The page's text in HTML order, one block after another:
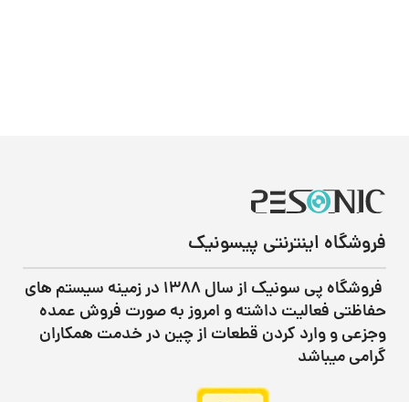
فروشگاه اینترنتی پیسونیک
فروشگاه پی سونیک از سال ۱۳۸۸ در زمینه سیستم های
حفاظتی فعالیت داشته و امروز به صورت فروش عمده
وجزعی و وارد کردن قطعات از چین در خدمت همکاران
گرامی میباشد